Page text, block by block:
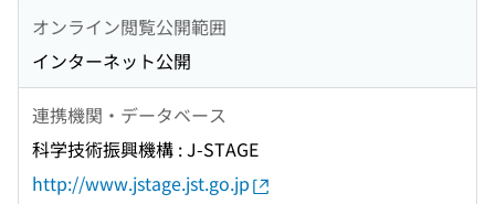
オンライン閲覧公開範囲
インターネット公開
連携機関・データベース
科学技術振興機構 : J-STAGE
http://www.jstage.jst.go.jp